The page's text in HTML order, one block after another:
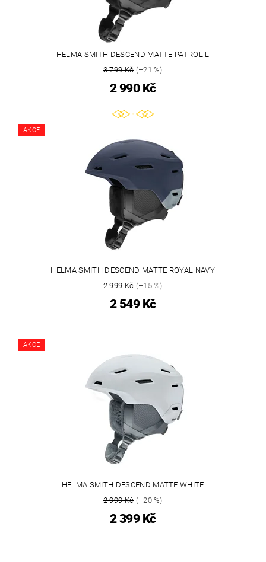
HELMA SMITH DESCEND MATTE PATROL L
3 799 Kč(–21 %)
2 990 Kč
AKCE
HELMA SMITH DESCEND MATTE ROYAL NAVY
2 999 Kč(–15 %)
2 549 Kč
AKCE
HELMA SMITH DESCEND MATTE WHITE
2 999 Kč(–20 %)
2 399 Kč